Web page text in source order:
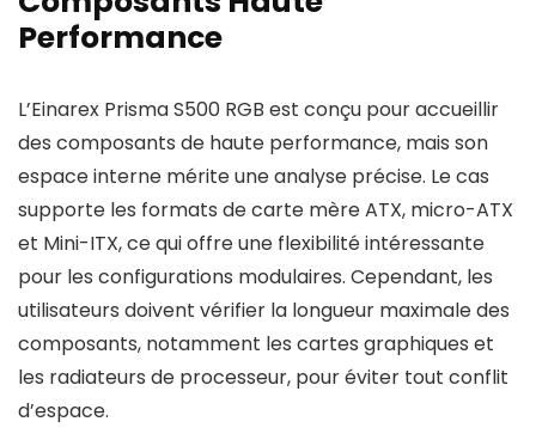
Performance
L’Einarex Prisma S500 RGB est conçu pour accueillir
des composants de haute performance, mais son
espace interne mérite une analyse précise. Le cas
supporte les formats de carte mère ATX, micro-ATX
et Mini-ITX, ce qui offre une flexibilité intéressante
pour les configurations modulaires. Cependant, les
utilisateurs doivent vérifier la longueur maximale des
composants, notamment les cartes graphiques et
les radiateurs de processeur, pour éviter tout conflit
d’espace.